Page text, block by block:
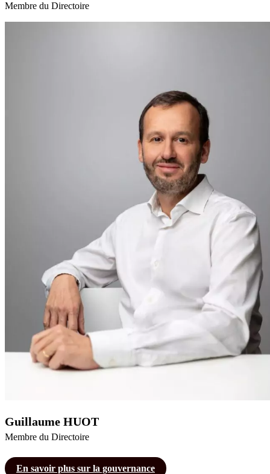
Membre du Directoire
Guillaume HUOT
Membre du Directoire
En savoir plus sur la gouvernance